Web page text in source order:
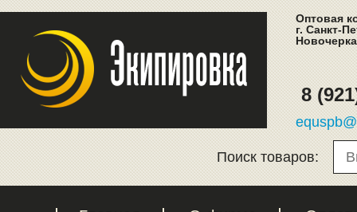
Оптовая
г. Санкт-
8
Поиск товаров: